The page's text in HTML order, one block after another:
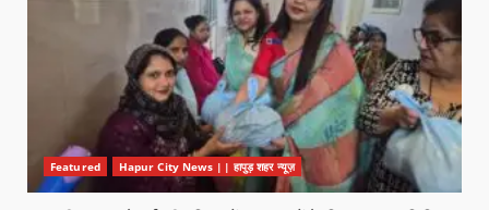
Featured Hapur City News || हापुड़ शहर न्यूज़